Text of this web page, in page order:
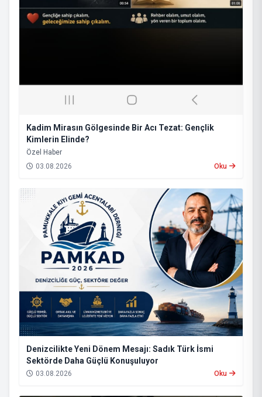
Kadim Mirasın Gölgesinde Bir Acı Tezat: Gençlik
Kimlerin Elinde?
​Özel Haber
03.08.2026
Oku
Denizcilikte Yeni Dönem Mesajı: Sadık Türk İsmi
Sektörde Daha Güçlü Konuşuluyor
03.08.2026 Oku